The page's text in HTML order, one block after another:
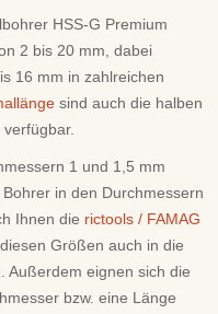
HSS-G Premium
2 bis 20 mm, dabei
16 mm in zahlreichen
sind auch die halben
1 und 1,5 mm
in den Durchmessern
Ihnen die rictools / FAMAG
diesen Größen auch in die
Außerdem eignen sich die
bzw. eine Länge